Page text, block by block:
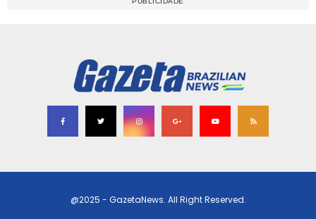
@2025 - GazetaNews. All Right Reserved.